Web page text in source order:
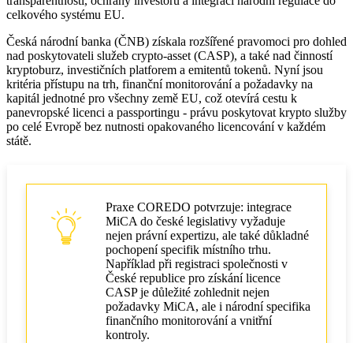
celkového systému EU.
Česká národní banka (ČNB) získala rozšířené pravomoci pro dohled
nad poskytovateli služeb crypto-asset (CASP), a také nad činností
kryptoburz, investičních platforem a emitentů tokenů. Nyní jsou
kritéria přístupu na trh, finanční monitorování a požadavky na
kapitál jednotné pro všechny země EU, což otevírá cestu k
panevropské licenci a passportingu - právu poskytovat krypto služby
po celé Evropě bez nutnosti opakovaného licencování v každém
státě.
Praxe COREDO potvrzuje: integrace
MiCA do české legislativy vyžaduje
nejen právní expertizu, ale také důkladné
pochopení specifik místního trhu.
Například při registraci společnosti v
České republice pro získání licence
CASP je důležité zohlednit nejen
požadavky MiCA, ale i národní specifika
finančního monitorování a vnitřní
kontroly.